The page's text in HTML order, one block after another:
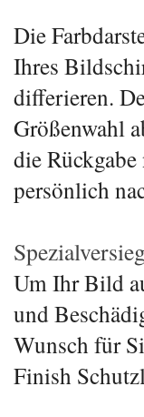
Die
Ihres
differieren.
Größenwahl
die
persönlich
Um Ihr Bild
und
Wunsch für
Finish